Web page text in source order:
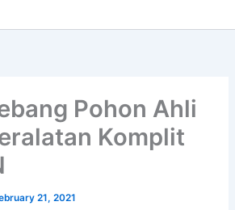
Pohon Ahli
Komplit
21, 2021